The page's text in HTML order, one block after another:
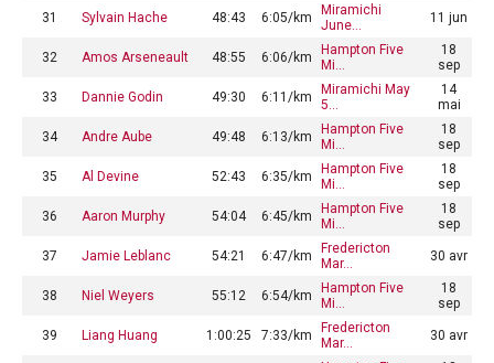
31 Sylvain Hache 48:43 6:05/km
Miramichi
June…
11 jun
32 Amos Arseneault 48:55 6:06/km
Hampton Five
Mi…
18
sep
33 Dannie Godin 49:30 6:11/km
Miramichi May
5…
14
mai
34 Andre Aube 49:48 6:13/km
Hampton Five
Mi…
18
sep
35 Al Devine 52:43 6:35/km
Hampton Five
Mi…
18
sep
36 Aaron Murphy 54:04 6:45/km
Hampton Five
Mi…
18
sep
37 Jamie Leblanc 54:21 6:47/km
Fredericton
Mar…
30 avr
38 Niel Weyers 55:12 6:54/km
Hampton Five
Mi…
18
sep
39 Liang Huang 1:00:25 7:33/km
Fredericton
Mar…
30 avr